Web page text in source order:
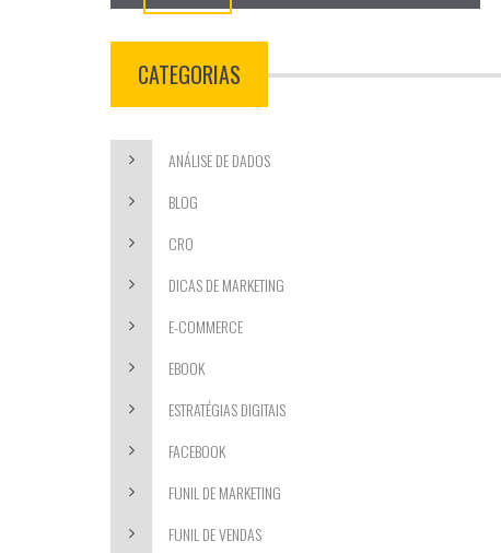
CATEGORIAS
ANÁLISE DE DADOS
BLOG
CRO
DICAS DE MARKETING
E-COMMERCE
EBOOK
ESTRATÉGIAS DIGITAIS
FACEBOOK
FUNIL DE MARKETING
FUNIL DE VENDAS